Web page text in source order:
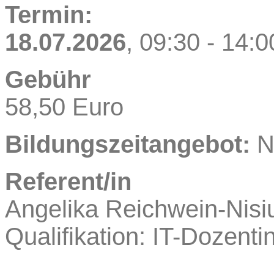
Termin:
18.07.2026, 09:30 -
Gebühr
58,50 Euro
Bildungszeitangebot:
Referent/in
Angelika Reichwein-
Qualifikation: IT-